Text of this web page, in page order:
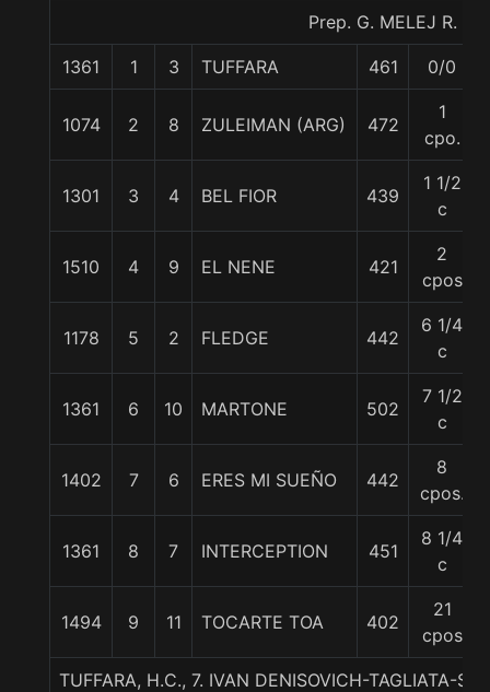
Prep. G. MELEJ R.
1361 1 3 TUFFARA 461 0/0
1074 2 8 ZULEIMAN (ARG) 472
1
cpo.
1301 3 4 BEL FIOR 439
1 1/2
c
1510 4 9 EL NENE 421
2
cpos
1178 5 2 FLEDGE 442
6 1/4
c
1361 6 10 MARTONE 502
7 1/2
c
1402 7 6 ERES MI SUEÑO 442
8
cpos.
1361 8 7 INTERCEPTION 451
8 1/4
c
1494 9 11 TOCARTE TOA 402
21
cpos
TUFFARA, H.C., 7. IVAN DENISOVICH-TAGLIATA-